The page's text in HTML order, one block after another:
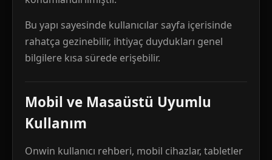
Bu yapı sayesinde kullanıcılar sayfa içerisinde
rahatça gezinebilir, ihtiyaç duydukları genel
bilgilere kısa sürede erişebilir.
Mobil ve Masaüstü Uyumlu
Kullanım
Onwin kullanıcı rehberi, mobil cihazlar, tabletler